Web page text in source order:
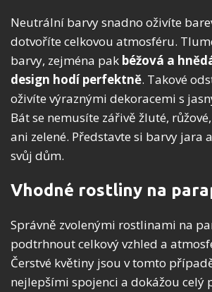
Neutrální barvy snadno oživíte
dotvoříte celkovou atmosféru.
barvy, zejména pak béžová a
design hodí perfektně. Takové
oživíte výraznými dekoracemi s
Bát se nemusíte zářivě žluté,
ani zelené. Představte si barvy jara
svůj dům.
Vhodné rostliny na
Správně zvolenými rostlinami na
podtrhnout celkový vzhled a
Čerstvé květiny jsou v tomto
nejlepšími spojenci a dokážou celý